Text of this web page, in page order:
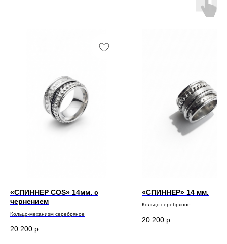
«СПИННЕР COS» 14мм. с
чернением
Кольцо-механизм серебряное
20 200 р.
«СПИННЕР» 14 мм.
Кольцо серебряное
20 200 р.